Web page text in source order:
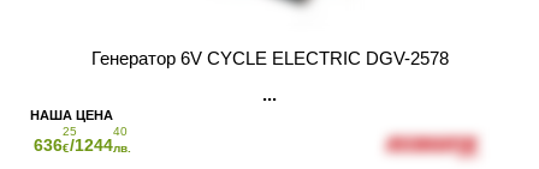
Генератор 6V CYCLE ELECTRIC DGV-2578
636
25
€/1244
40
лв.